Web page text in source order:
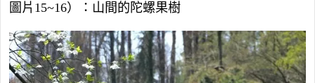
圖片15~16）：山間的陀螺果樹